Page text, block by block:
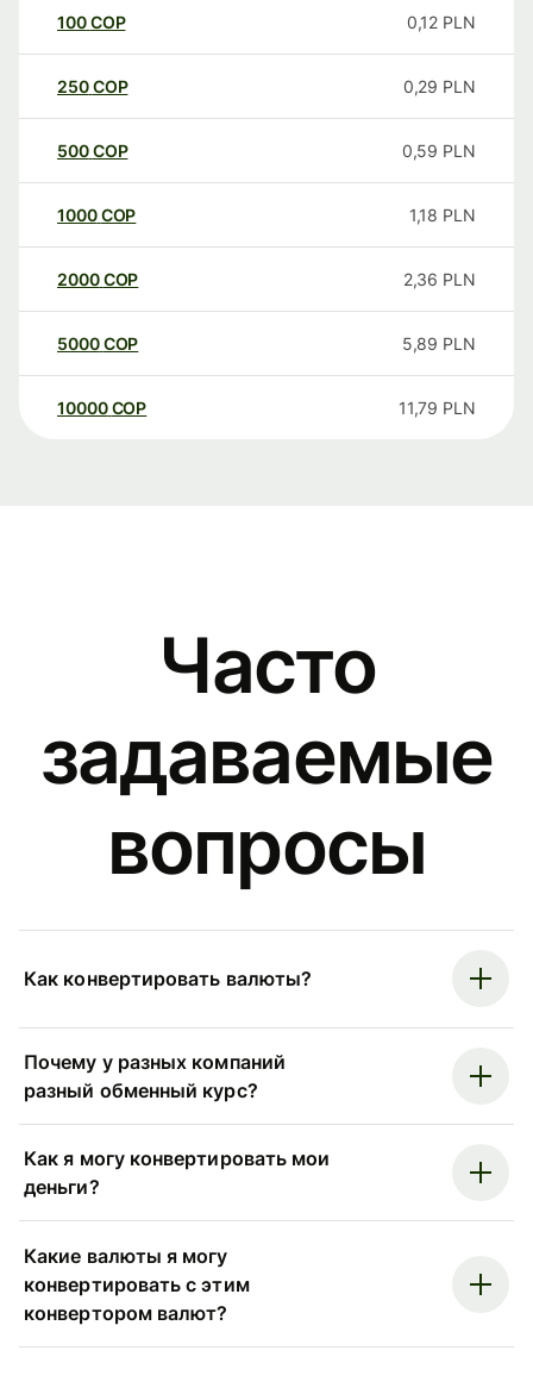
100COP 0,12 PLN
250COP 0,29 PLN
500COP 0,59 PLN
1000COP 1,18 PLN
2000COP 2,36 PLN
5000COP 5,89 PLN
10000 COP 11,79 PLN
Часто
задаваемые
вопросы
Как конвертировать валюты?
Почему у разных компаний
разный обменный курс?
Как я могу конвертировать мои
деньги?
Какие валюты я могу
конвертировать с этим
конвертором валют?